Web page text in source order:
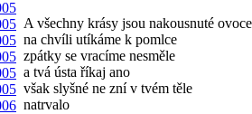
A všechny krásy jsou nakousnuté ovoce
na chvíli utíkáme k pomlce
zpátky se vracíme nesměle
a tvá ústa říkaj ano
však slyšné ne zní v tvém těle
natrvalo